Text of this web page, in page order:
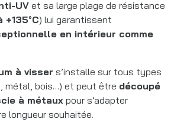
UV et sa large plage de résistance
+135°C) lui garantissent
en intérieur comme
à visser s’installe sur tous types
métal, bois…) et peut être découpé
à métauxpour s’adapter
longueur souhaitée.